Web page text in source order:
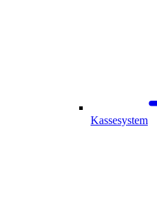
Kassesystem